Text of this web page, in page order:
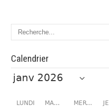
Calendrier
LUNDI MARDI MERCREDI